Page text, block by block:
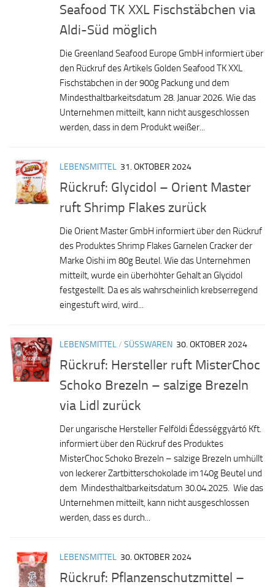
Seafood TK XXL Fischstäbchen via
Aldi-Süd möglich
Die Greenland Seafood Europe GmbH informiert über
den Rückruf des Artikels Golden Seafood TK XXL
Fischstäbchen in der 900g Packung und dem
Mindesthaltbarkeitsdatum 28. Januar 2026. Wie das
Unternehmen mitteilt, kann nicht ausgeschlossen
werden, dass in dem Produkt weißer...
LEBENSMITTEL 31. OKTOBER 2024
Rückruf: Glycidol – Orient Master
ruft Shrimp Flakes zurück
Die Orient Master GmbH informiert über den Rückruf
des Produktes Shrimp Flakes Garnelen Cracker der
Marke Oishi im 80g Beutel. Wie das Unternehmen
mitteilt, wurde ein überhöhter Gehalt an Glycidol
festgestellt. Da es als wahrscheinlich krebserregend
eingestuft wird, wird...
LEBENSMITTEL/ SÜSSWAREN 30. OKTOBER 2024
Rückruf: Hersteller ruft MisterChoc
Schoko Brezeln – salzige Brezeln
via Lidl zurück
Der ungarische Hersteller Felföldi Édességgyártó Kft.
informiert über den Rückruf des Produktes
MisterChoc Schoko Brezeln – salzige Brezeln umhüllt
von leckerer Zartbitterschokolade im140g Beutel und
dem Mindesthaltbarkeitsdatum 30.04.2025. Wie das
Unternehmen mitteilt, kann nicht ausgeschlossen
werden, dass es durch...
LEBENSMITTEL 30. OKTOBER 2024
Rückruf: Pflanzenschutzmittel –